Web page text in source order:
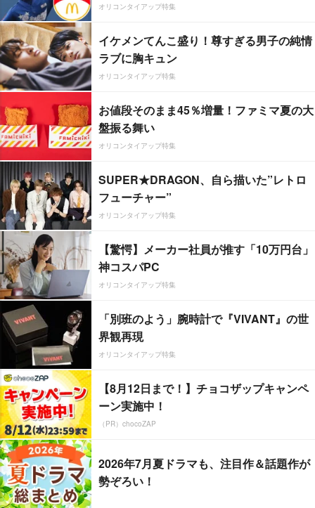
オリコンタイアップ特集
イケメンてんこ盛り！尊すぎる男子の純情
ラブに胸キュン
オリコンタイアップ特集
お値段そのまま45％増量！ファミマ夏の大
盤振る舞い
オリコンタイアップ特集
SUPER★DRAGON、自ら描いた”レトロ
フューチャー”
オリコンタイアップ特集
【驚愕】メーカー社員が推す「10万円台」
神コスパPC
オリコンタイアップ特集
「別班のよう」腕時計で『VIVANT』の世
界観再現
オリコンタイアップ特集
【8月12日まで！】チョコザップキャンペ
ーン実施中！
（PR）chocoZAP
2026年7月夏ドラマも、注目作＆話題作が
勢ぞろい！